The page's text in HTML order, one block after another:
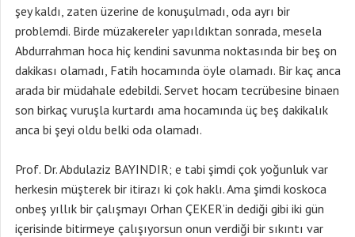
şey kaldı, zaten üzerine de konuşulmadı, oda ayrı bir
problemdi. Birde müzakereler yapıldıktan sonrada, mesela
Abdurrahman hoca hiç kendini savunma noktasında bir beş on
dakikası olamadı, Fatih hocamında öyle olamadı. Bir kaç anca
arada bir müdahale edebildi. Servet hocam tecrübesine binaen
son birkaç vuruşla kurtardı ama hocamında üç beş dakikalık
anca bi şeyi oldu belki oda olamadı.
Prof. Dr. Abdulaziz BAYINDIR; e tabi şimdi çok yoğunluk var
herkesin müşterek bir itirazı ki çok haklı. Ama şimdi koskoca
onbeş yıllık bir çalışmayı Orhan ÇEKER’in dediği gibi iki gün
içerisinde bitirmeye çalışıyorsun onun verdiği bir sıkıntı var